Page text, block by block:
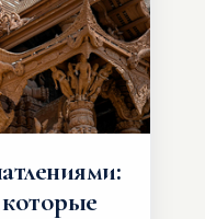
которые